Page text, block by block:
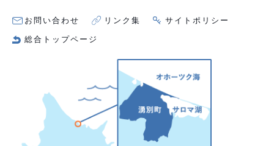
お問い合わせ リンク集 サイトポリシー
総合トップページ